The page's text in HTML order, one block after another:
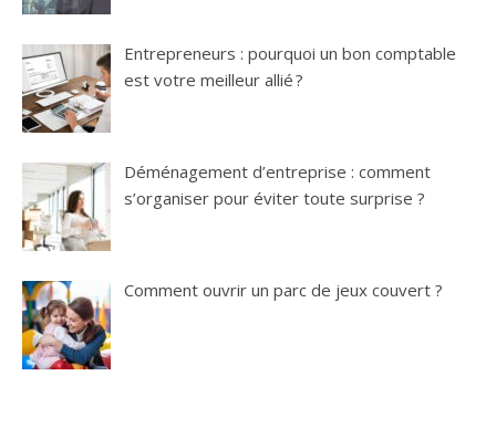
Entrepreneurs : pourquoi un bon comptable
est votre meilleur allié ?
Déménagement d’entreprise : comment
s’organiser pour éviter toute surprise ?
Comment ouvrir un parc de jeux couvert ?